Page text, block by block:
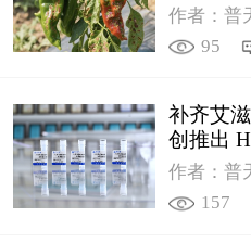
作者：普
95
补齐艾
创推出
质
作者：普
157